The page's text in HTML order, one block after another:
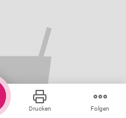
Drucken Folgen